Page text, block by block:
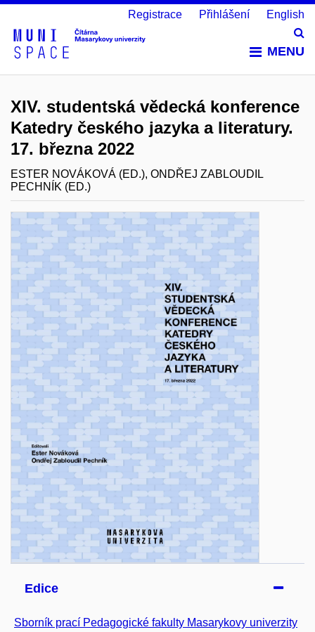
MENU
Registrace Přihlášení English
XIV. studentská vědecká konference
Katedry českého jazyka a literatury.
17. března 2022
ESTER NOVÁKOVÁ (ED.), ONDŘEJ ZABLOUDIL
PECHNÍK (ED.)
Edice
Sborník prací Pedagogické fakulty Masarykovy univerzity